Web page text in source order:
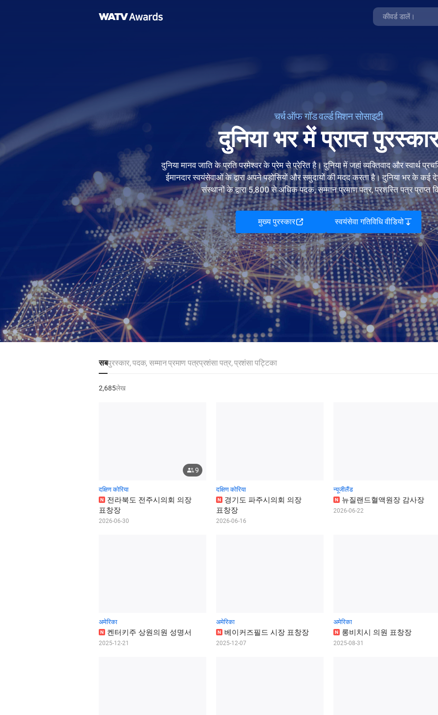
चर्च ऑफ गॉड वर्ल्ड मिशन सोसाइटी
दुनिया भर में प्राप्त
दुनिया मानव जाति के प्रति परमेश्वर के प्रेम से प्रेरित है। दुनिया में जहां व्यक्तिवाद और स्वार्थ
ईमानदार स्वयंसेवाओं के द्वारा अपने पड़ोसियों और समुदायों की मदद करता है। दुनिया भर के कई
संस्थानों के द्वारा 5,800 से अधिक पदक, सम्मान प्रमाण पत्र, प्रशस्ति पत्र प्राप्त
मुख्य पुरस्कार स्वयंसेवा गतिविधि वीडियो
सबपुरस्कार, पदक, सम्मान प्रमाण पत्रप्रशंसा पत्र, प्रशंसा पट्टिका
2,685लेख
9
दक्षिण कोरिया
N 전라북도 전주시의회 의장
표창장
2026-06-30
दक्षिण कोरिया
N 경기도 파주시의회 의장
표창장
2026-06-16
न्यूजीलैंड
N 뉴질랜드혈액원장 감사장
2026-06-22
अमेरिका
N 켄터키주 상원의원 성명서
2025-12-21
अमेरिका
N 베이커즈필드 시장 표창장
2025-12-07
अमेरिका
N 롱비치시 의원 표창장
2025-08-31